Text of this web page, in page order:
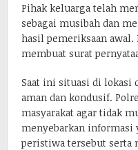
Pihak keluarga telah
sebagai musibah dan
hasil pemeriksaan awal.
membuat surat
Saat ini situasi di lokasi
aman dan kondusif.
masyarakat agar tidak
menyebarkan
peristiwa tersebut serta